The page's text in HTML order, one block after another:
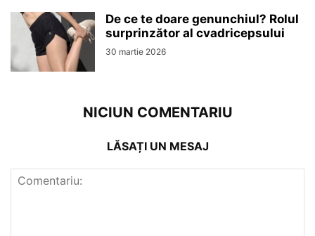
De ce te doare genunchiul? Rolul
surprinzător al cvadricepsului
30 martie 2026
NICIUN COMENTARIU
LĂSAȚI UN MESAJ